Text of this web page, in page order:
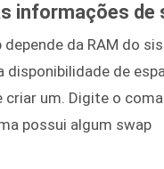
informações de
da RAM do
disponibilidade de
um. Digite o
possui algum swap